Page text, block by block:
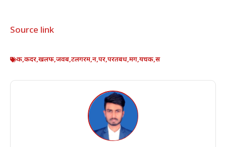
Source link
क,कदर,खलफ,जवब,टलगरम,न,पर,परतबध,मग,यचक,स